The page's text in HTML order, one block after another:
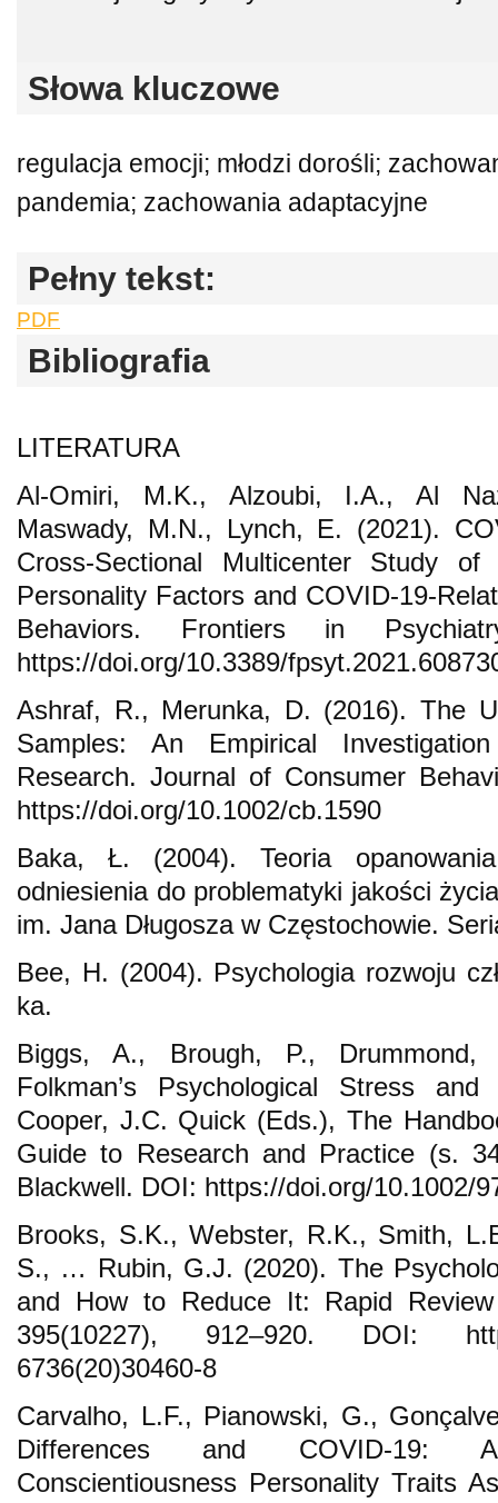
Słowa kluczowe
regulacja emocji; młodzi dorośli;
pandemia; zachowania adaptacyjne
Pełny tekst:
PDF
Bibliografia
LITERATURA
Al-Omiri, M.K., Alzoubi, I.A., Al
Maswady, M.N., Lynch, E. (2021).
Cross-Sectional Multicenter Study of
Personality Factors and COVID-19-
Behaviors. Frontiers in
https://doi.org/10.3389/
Ashraf, R., Merunka, D. (2016). The
Samples: An Empirical
Research. Journal of Consumer
https://doi.org/10.1002/cb.1590
Baka, Ł. (2004). Teoria
odniesienia do problematyki jakości
im. Jana Długosza w Częstochowie.
Bee, H. (2004). Psychologia rozwoju
ka.
Biggs, A., Brough, P.,
Folkman’s Psychological Stress
Cooper, J.C. Quick (Eds.), The
Guide to Research and Practice (s.
Blackwell. DOI: https://doi.org/10.1002/
Brooks, S.K., Webster, R.K., Smith,
S., … Rubin, G.J. (2020). The
and How to Reduce It: Rapid
395(10227), 912–920. DOI:
6736(20)30460-8
Carvalho, L.F., Pianowski, G.,
Differences and COVID-19:
Conscientiousness Personality Traits